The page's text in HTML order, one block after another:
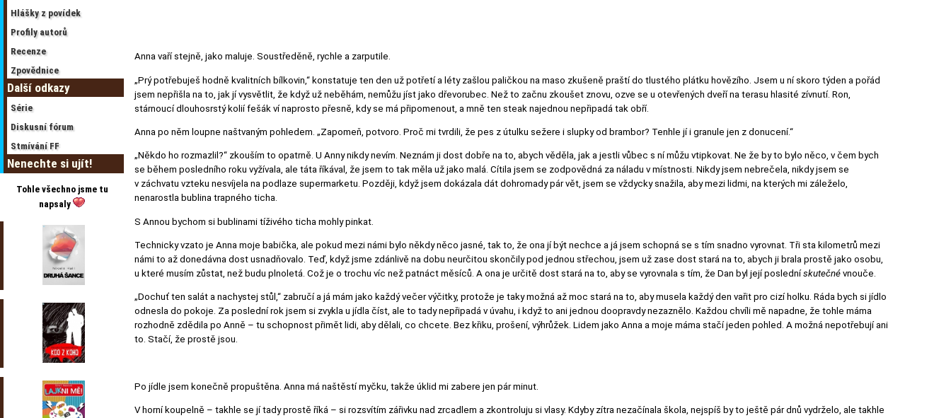
Hlášky z povídek
Profily autorů
Recenze
Zpovědnice
Další odkazy
Série
Diskusní fórum
Stmívání FF
Nenechte si ujít!
Tohle všechno jsme tu
napsaly
Anna vaří stejně, jako maluje. Soustředěně, rychle a zarputile.
„Prý potřebuješ hodně kvalitních bílkovin,“ konstatuje ten den už potřetí a léty zašlou paličkou na maso zkušeně praští do tlustého plátku hovězího. Jsem u ní skoro týden a pořád
jsem nepřišla na to, jak jí vysvětlit, že když už neběhám, nemůžu jíst jako dřevorubec. Než to začnu zkoušet znovu, ozve se u otevřených dveří na terasu hlasité zívnutí. Ron,
stárnoucí dlouhosrstý kolií fešák ví naprosto přesně, kdy se má připomenout, a mně ten steak najednou nepřipadá tak obří.
Anna po něm loupne naštvaným pohledem. „Zapomeň, potvoro. Proč mi tvrdili, že pes z útulku sežere i slupky od brambor? Tenhle jí i granule jen z donucení.“
„Někdo ho rozmazlil?“ zkouším to opatrně. U Anny nikdy nevím. Neznám ji dost dobře na to, abych věděla, jak a jestli vůbec s ní můžu vtipkovat. Ne že by to bylo něco, v čem bych
se během posledního roku vyžívala, ale táta říkával, že jsem to tak měla už jako malá. Cítila jsem se zodpovědná za náladu v místnosti. Nikdy jsem nebrečela, nikdy jsem se
v záchvatu vzteku nesvíjela na podlaze supermarketu. Později, když jsem dokázala dát dohromady pár vět, jsem se vždycky snažila, aby mezi lidmi, na kterých mi záleželo,
nenarostla bublina trapného ticha.
S Annou bychom si bublinami tíživého ticha mohly pinkat.
Technicky vzato je Anna moje babička, ale pokud mezi námi bylo někdy něco jasné, tak to, že ona jí být nechce a já jsem schopná se s tím snadno vyrovnat. Tři sta kilometrů mezi
námi to až donedávna dost usnadňovalo. Teď, když jsme zdánlivě na dobu neurčitou skončily pod jednou střechou, jsem už zase dost stará na to, abych ji brala prostě jako osobu,
u které musím zůstat, než budu plnoletá. Což je o trochu víc než patnáct měsíců. A ona je určitě dost stará na to, aby se vyrovnala s tím, že Dan byl její poslednískutečné vnouče.
„Dochuť ten salát a nachystej stůl,“ zabručí a já mám jako každý večer výčitky, protože je taky možná až moc stará na to, aby musela každý den vařit pro cizí holku. Ráda bych si jídlo
odnesla do pokoje. Za poslední rok jsem si zvykla u jídla číst, ale to tady nepřipadá v úvahu, i když to ani jednou doopravdy nezaznělo. Každou chvíli mě napadne, že tohle máma
rozhodně zdědila po Anně – tu schopnost přimět lidi, aby dělali, co chcete. Bez křiku, prošení, výhrůžek. Lidem jako Anna a moje máma stačí jeden pohled. A možná nepotřebují ani
to. Stačí, že prostě jsou.
Po jídle jsem konečně propuštěna. Anna má naštěstí myčku, takže úklid mi zabere jen pár minut.
V horní koupelně – takhle se jí tady prostě říká – si rozsvítím zářivku nad zrcadlem a zkontroluju si vlasy. Kdyby zítra nezačínala škola, nejspíš by to ještě pár dnů vydrželo, ale takhle